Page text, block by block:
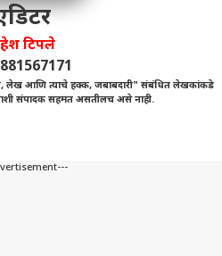
टिपले
लेख आणि त्याचे हक्क, जबाबदारी" संबंधित लेखकांकडे
संपादक सहमत असतीलच असे नाही.